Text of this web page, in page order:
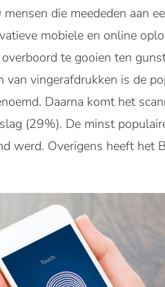
die meededen aan
mobiele en online
te gooien ten
van vingerafdrukken is de
Daarna komt het
(29%). De minst
werd. Overigens heeft het